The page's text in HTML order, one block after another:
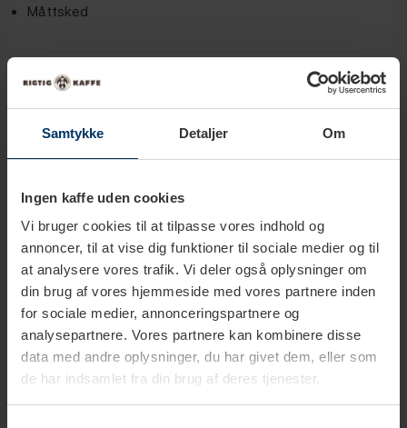
Samtykke Detaljer Om
Ingen kaffe uden cookies
Vi bruger cookies til at tilpasse vores indhold og
annoncer, til at vise dig funktioner til sociale medier og til
at analysere vores trafik. Vi deler også oplysninger om
din brug af vores hjemmeside med vores partnere inden
for sociale medier, annonceringspartnere og
analysepartnere. Vores partnere kan kombinere disse
data med andre oplysninger, du har givet dem, eller som
de har indsamlet fra din brug af deres tjenester.
Måttsked
Volymetrisk kontroll – programmerbar
dosering
Ascaso Steel Plus är utrustad med en praktisk
doseringsfunktion som gör det möjligt att ställa in storleken
Eleganta detaljer i valnötsträ
Ascaso Steel Plus-versionen levereras som standard med
filterhållare samt joystick för ångröret i vackert, elegant
valnötsträ – en fin detalj som ger designen en unik prägel.